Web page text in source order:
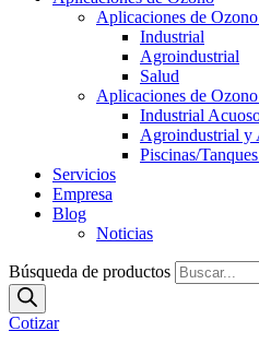
Aplicaciones de
Industrial
Agroindustrial
Salud
Aplicaciones de
Industrial
Agroindustrial y
Piscinas/
Servicios
Empresa
Blog
Noticias
Búsqueda de productos
Cotizar